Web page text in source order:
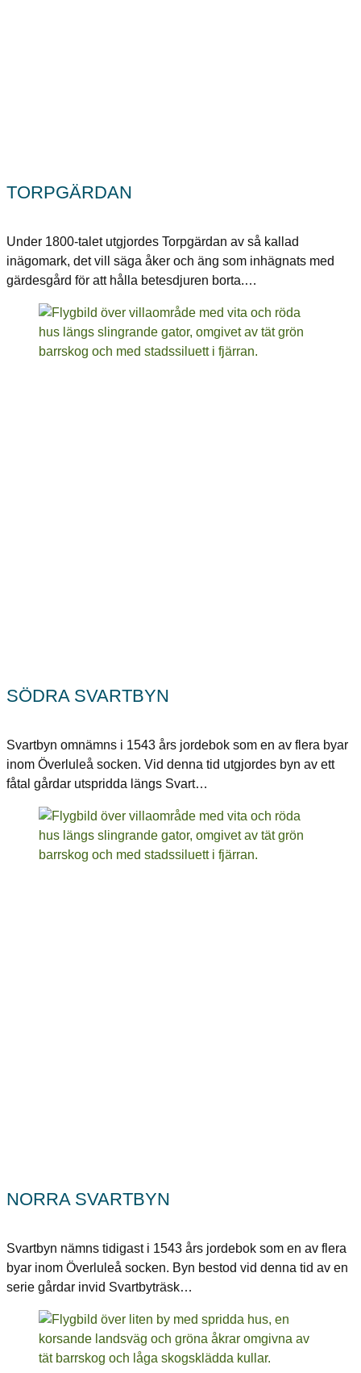
TORPGÄRDAN
Under 1800-talet utgjordes Torpgärdan av så kallad
inägomark, det vill säga åker och äng som inhägnats med
gärdesgård för att hålla betesdjuren borta.…
SÖDRA SVARTBYN
Svartbyn omnämns i 1543 års jordebok som en av flera byar
inom Överluleå socken. Vid denna tid utgjordes byn av ett
fåtal gårdar utspridda längs Svart…
NORRA SVARTBYN
Svartbyn nämns tidigast i 1543 års jordebok som en av flera
byar inom Överluleå socken. Byn bestod vid denna tid av en
serie gårdar invid Svartbyträsk…